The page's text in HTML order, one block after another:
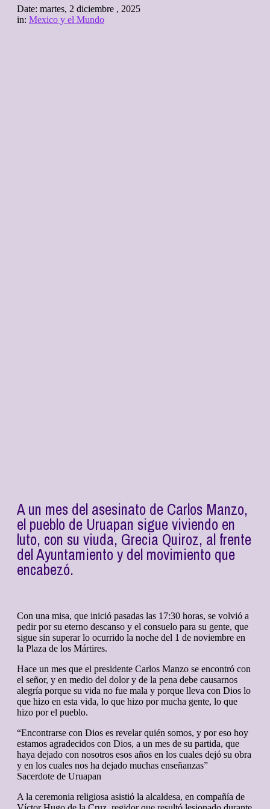
Date: martes, 2 diciembre , 2025
in: Mexico y el Mundo
A un mes del asesinato de Carlos Manzo,
el pueblo de Uruapan sigue viviendo en
luto, con su viuda, Grecia Quiroz, al frente
del Ayuntamiento y del movimiento que
encabezó.
Con una misa, que inició pasadas las 17:30 horas, se volvió a
pedir por su eterno descanso y el consuelo para su gente, que
sigue sin superar lo ocurrido la noche del 1 de noviembre en
la Plaza de los Mártires.
Hace un mes que el presidente Carlos Manzo se encontró con
el señor, y en medio del dolor y de la pena debe causarnos
alegría porque su vida no fue mala y porque lleva con Dios lo
que hizo en esta vida, lo que hizo por mucha gente, lo que
hizo por el pueblo.
“Encontrarse con Dios es revelar quién somos, y por eso hoy
estamos agradecidos con Dios, a un mes de su partida, que
haya dejado con nosotros esos años en los cuales dejó su obra
y en los cuales nos ha dejado muchas enseñanzas”
Sacerdote de Uruapan
A la ceremonia religiosa asistió la alcaldesa, en compañía de